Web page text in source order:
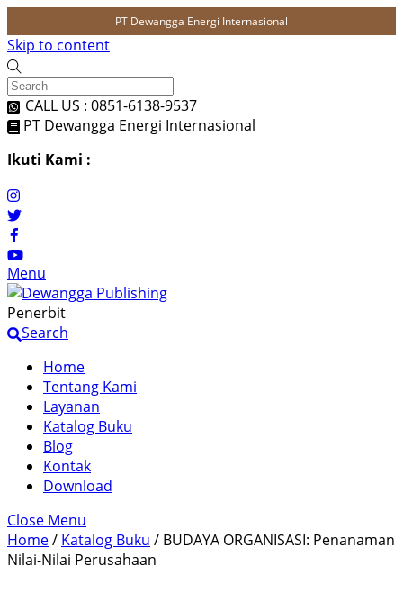
PT Dewangga Energi Internasional
Skip to content
CALL US : 0851-6138-9537
PT Dewangga Energi Internasional
Ikuti Kami :
Menu
Penerbit
Search
Home
Tentang Kami
Layanan
Katalog Buku
Blog
Kontak
Download
Close Menu
Home/ Katalog Buku / BUDAYA ORGANISASI: Penanaman
Nilai-Nilai Perusahaan